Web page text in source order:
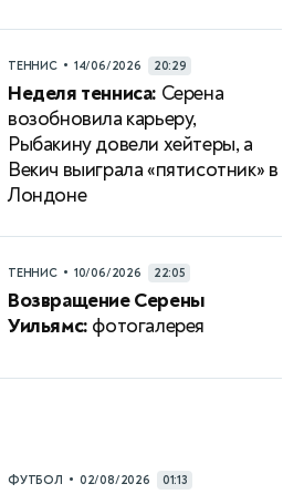
ТЕННИС • 14/06/2026 20:29
Неделя тенниса: Серена
возобновила карьеру,
Рыбакину довели хейтеры, а
Векич выиграла «пятисотник» в
Лондоне
ТЕННИС • 10/06/2026 22:05
Возвращение Серены
Уильямс: фотогалерея
ФУТБОЛ • 02/08/2026 01:13